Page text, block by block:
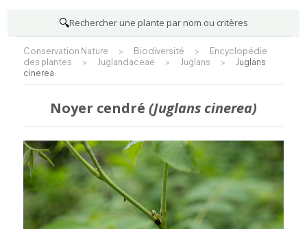
🔍Rechercher une plante par nom ou critères
Conservation Nature > Biodiversité >
Encyclopédie
des plantes
> Juglandaceae > Juglans >
Juglans
cinerea
Noyer cendré (Juglans cinerea)